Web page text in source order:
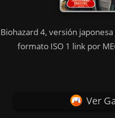
4, versión japonesa
formato ISO 1 link por
Ver